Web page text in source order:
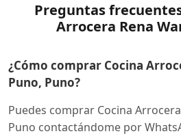
Preguntas
Arrocera Rena
¿Cómo comprar Cocina
Puno, Puno?
Puedes comprar Cocina
Puno contactándome por